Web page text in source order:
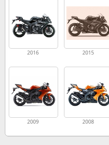
2016 2015
2009 2008